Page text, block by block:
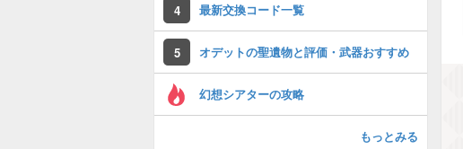
4 最新交換コード一覧
5 オデットの聖遺物と評価・武器おすすめ
幻想シアターの攻略
もっとみる